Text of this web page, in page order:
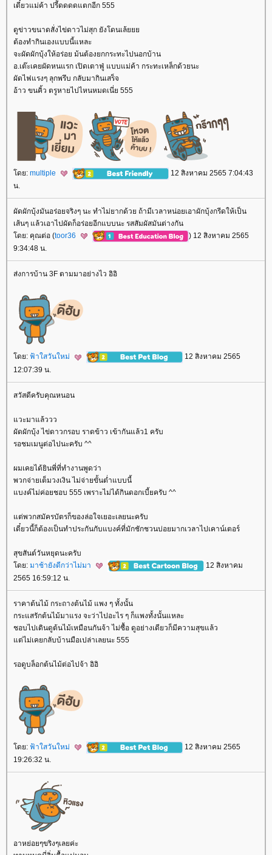
เดี๋ยวแม่ค้า ปรี็ดดดดแตกอีก 555
ดูข่าวขนาดสั่งไข่ดาวไม่สุก ยังโดนเล้
ต้องทำกินเองแบบนี้แหละ
จะผัดผักบุ้งให้อร่อย ม้นต้องยกกระทะไปนอกบ้าน
อ.เต๊ะเคยผัดหนแรก เปิดเตาฟู่ แบบแม่ค้า กระทะเหล็กด้วยนะ
ผัดไฟแรงๆ ลุกพรึบ กลับมากินเสร็จ
อ้าว ขนคิ้ว ตรูหายไปไหนหมดเนี่ย 555
ดย: multiple
12 สิงหาคม 2565 7:04:43
น.
ผัดผักบุ้งมันอร่อยจริงๆ นะ ทำไม่ยากด้วย ถ้ามีเวลาหน่อยเอาผักบุ้งกรีดให้เป็น
เส้นๆ แล้วเอาไปผัดก็อร่อยอีกแบบนะ รสสัมผัสมันต่างกัน
ดย: คุณต่อ (toor36
) 12 สิงหาคม 2565
9:34:48 น.
ส่งการบ้าน 3F ตามมาอย่างไว อิอิ
ดย: ฟ้าใสวันใหม่
12 สิงหาคม 2565
12:07:39 น.
สวัสดีครับคุณหนอน
วะมาแล้ววว
ผัดผักบุ้ง ไข่ดาวกรอบ ราดข้าว เข้ากันแล้ว1 ครับ
รอชมเมนูต่อไปนะครับ ^^
ผมเคยได้ยินพี่ที่ทำงานพูดว่า
พวกจ่ายเต็มวงเงิน ไม่จ่ายขั้นต่ำแบบนี้
บงค์ไม่ค่อยชอบ 555 เพราะไม่ได้กินดอกเบี้ยครับ ^^
ต่พวกสมัครบัตรก็ของล่อใจเยอะเลยนะครับ
เดี๋ยวนี้ก็ต้องเป็นทำประกันกับแบงค์ที่มักชักชวนบ่อยมากเวลาไปเคาน์เตอร์
สุขสันต์วันหยุดนะครับ
ดย: มาช้ายังดีกว่าไม่มา
12 สิงหาคม
2565 16:59:12 น.
ราคาต้นไม้ กระถางต้นไม้ แพง ๆ ทั้งนั้น
กระแสรักต้นไม้มาแรง จะว่าไปอะไร ๆ ก็แพงทั้งนั้นแหละ
ชอบไปเดินดูต้นไม้เหมือนกันจ้า ไม่ซื้อ ดูอย่างเดียวก็มีความสุขแล้ว
ต่ไม่เคยกลับบ้านมือเปล่าเลยนะ 555
รอดูบล็อกต้นไม้ต่อไปจ้า อิอิ
ดย: ฟ้าใสวันใหม่
12 สิงหาคม 2565
19:26:32 น.
อาหย่อยๆขริงๆเลยค่ะ